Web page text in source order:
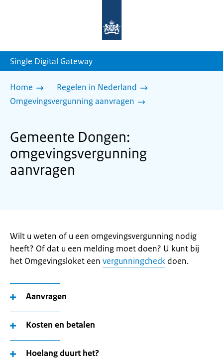
homepage
Single Digital Gateway
Home
Regelen in Nederland
Omgevingsvergunning aanvragen
Gemeente Dongen:
omgevingsvergunning
aanvragen
Wilt u weten of u een omgevingsvergunning nodig
heeft? Of dat u een melding moet doen? U kunt bij
het Omgevingsloket een vergunningcheck doen.
Aanvragen
Kosten en betalen
Hoelang duurt het?